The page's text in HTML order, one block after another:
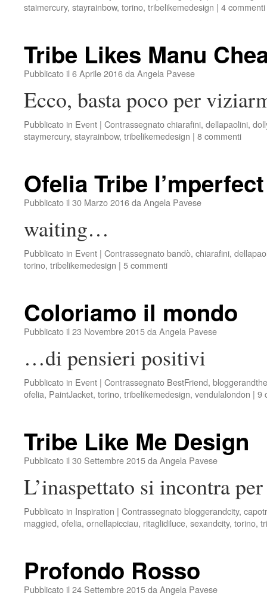
staimercury, stayrainbow, torino, tribelikemedesign | 4 commenti
Tribe Likes Manu
Pubblicato il 6 Aprile 2016da Angela Pavese
Ecco, basta poco per
Pubblicato in Event | Contrassegnatochiarafini, dellapaolini,
staymercury, stayrainbow, tribelikemedesign | 8 commenti
Ofelia Tribe
Pubblicato il 30 Marzo 2016da Angela Pavese
waiting…
Pubblicato in Event | Contrassegnatobandò, chiarafini,
torino, tribelikemedesign | 5 commenti
Coloriamo il mondo
Pubblicato il 23 Novembre 2015da Angela Pavese
…di pensieri positivi
Pubblicato in Event | Contrassegnato BestFriend,
ofelia, PaintJacket, torino, tribelikemedesign, vendulalondon | 9
Tribe Like Me Design
Pubblicato il 30 Settembre 2015da Angela Pavese
L’inaspettato si incontra
Pubblicato in Inspiration | Contrassegnatobloggerandcity,
maggied, ofelia, ornellapicciau, ritaglidiluce, sexandcity, torino,
Profondo Rosso
Pubblicato il 24 Settembre 2015da Angela Pavese